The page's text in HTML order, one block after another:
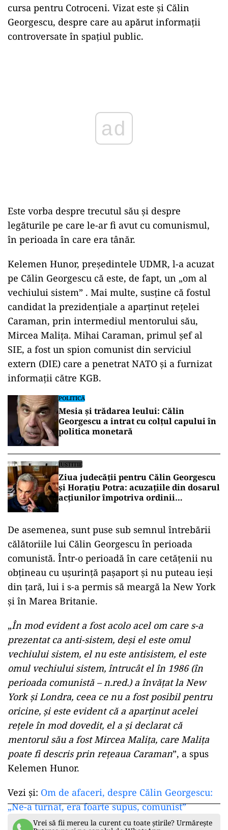
cursa pentru Cotroceni. Vizat este și Călin
Georgescu, despre care au apărut informații
controversate în spațiul public.
Este vorba despre trecutul său și despre
legăturile pe care le-ar fi avut cu comunismul,
în perioada în care era tânăr.
Kelemen Hunor, președintele UDMR, l-a acuzat
pe Călin Georgescu că este, de fapt, un „om al
vechiului sistem” . Mai multe, susține că fostul
candidat la prezidențiale a aparținut rețelei
Caraman, prin intermediul mentorului său,
Mircea Malița. Mihai Caraman, primul șef al
SIE, a fost un spion comunist din serviciul
extern (DIE) care a penetrat NATO și a furnizat
informații către KGB.
POLITICĂ
Mesia și trădarea leului: Călin
Georgescu a intrat cu colțul capului în
politica monetară
JUSTITIE
Ziua judecății pentru Călin Georgescu
și Horațiu Potra: acuzațiile din dosarul
acțiunilor împotriva ordinii
De asemenea, sunt puse sub semnul întrebării
călătoriile lui Călin Georgescu în perioada
comunistă. Într-o perioadă în care cetățenii nu
obțineau cu ușurință pașaport și nu puteau ieși
din țară, lui i s-a permis să meargă la New York
și în Marea Britanie.
„În mod evident a fost acolo acel om care s-a
prezentat ca anti-sistem, deși el este omul
vechiului sistem, el nu este antisistem, el este
omul vechiului sistem, întrucât el în 1986 (în
perioada comunistă – n.red.) a învățat la New
York și Londra, ceea ce nu a fost posibil pentru
oricine, și este evident că a aparținut acelei
rețele în mod dovedit, el a și declarat că
mentorul său a fost Mircea Malița, care Malița
poate fi descris prin rețeaua Caraman”, a spus
Kelemen Hunor.
Vezi și: Om de afaceri, despre Călin Georgescu:
„Ne-a turnat, era foarte supus, comunist”
Vrei să fii mereu la curent cu toate știrile? Urmărește